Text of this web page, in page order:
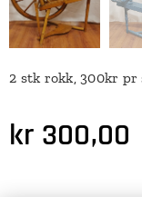
2 stk rokk, 300kr pr
kr 300,00